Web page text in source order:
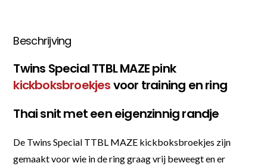
Beschrijving
Twins Special TTBL MAZE pink
kickboksbroekjesvoor training en ring
Thai snit met een eigenzinnig randje
De Twins Special TTBL MAZE kickboksbroekjes zijn
gemaakt voor wie in de ring graag vrij beweegt en er